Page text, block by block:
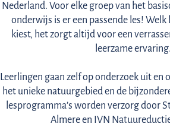
Nederland. Voor elke groep van het
onderwijs is er een passende les!
kiest, het zorgt altijd voor een
leerzame ervaring.
Leerlingen gaan zelf op onderzoek uit en
het unieke natuurgebied en de
lesprogramma’s worden verzorg door
Almere en IVN